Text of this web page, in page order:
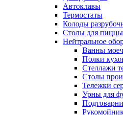
Автоклавы
Термостаты
Колоды
Столы для пиццы
Нейтральное
Ванны
Полки
Стеллажи
Столы
Тележки
Урны для